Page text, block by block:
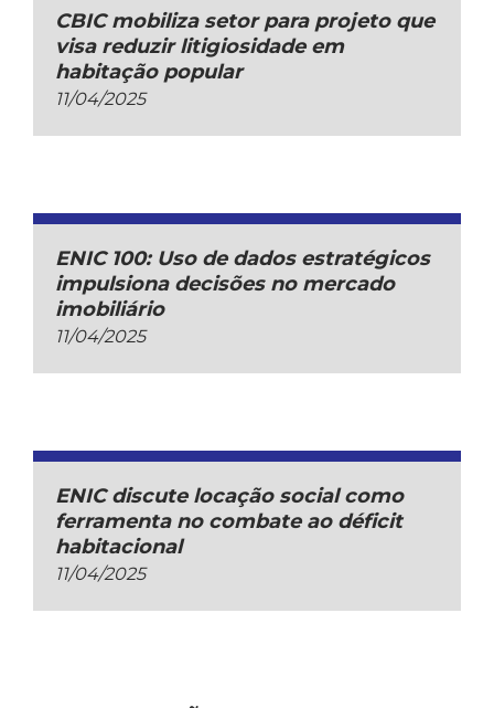
CBIC mobiliza setor para projeto que
visa reduzir litigiosidade em
habitação popular
11/04/2025
ENIC 100: Uso de dados estratégicos
impulsiona decisões no mercado
imobiliário
11/04/2025
ENIC discute locação social como
ferramenta no combate ao déficit
habitacional
11/04/2025